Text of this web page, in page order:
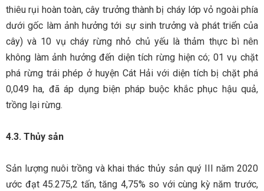
thiêu rụi hoàn toàn, cây trưởng thành bị cháy lớp vỏ ngoài phía
dưới gốc làm ảnh hưởng tới sự sinh trưởng và phát triển của
cây) và 10 vụ cháy rừng nhỏ chủ yếu là thảm thực bì nên
không làm ảnh hưởng đến diện tích rừng hiện có; 01 vụ chặt
phá rừng trái phép ở huyện Cát Hải với diện tích bị chặt phá
0,049 ha, đã áp dụng biện pháp buộc khắc phục hậu quả,
trồng lại rừng.
4.3. Thủy sản
Sản lượng nuôi trồng và khai thác thủy sản quý III năm 2020
ước đạt 45.275,2 tấn, tăng 4,75% so với cùng kỳ năm trước,